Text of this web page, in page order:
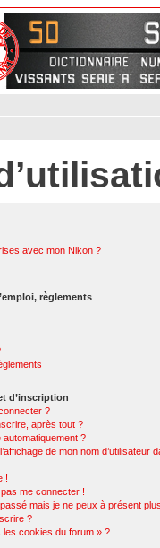
avec mon Nikon ?
règlements
d’inscription
?
après tout ?
?
de mon nom d’utilisateur
!
me connecter !
mais je ne peux à présent
?
les cookies du forum » ?